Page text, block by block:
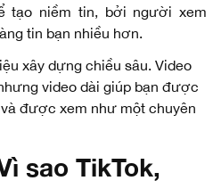
tạo niềm tin, bởi người xem
tin bạn nhiều hơn.
xây dựng chiều sâu. Video
video dài giúp bạn được
được xem như một chuyên
sao TikTok,